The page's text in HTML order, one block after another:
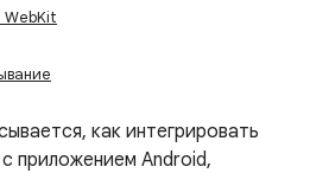
WebKit
как интегрировать
приложением Android,